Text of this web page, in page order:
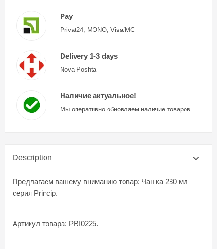
Pay
Privat24, MONO, Visa/MC
Delivery 1-3 days
Nova Poshta
Наличие актуальное!
Мы оперативно обновляем наличие товаров
Description
Предлагаем вашему вниманию товар: Чашка 230 мл
серия Princip.
Артикул товара: PRI0225.